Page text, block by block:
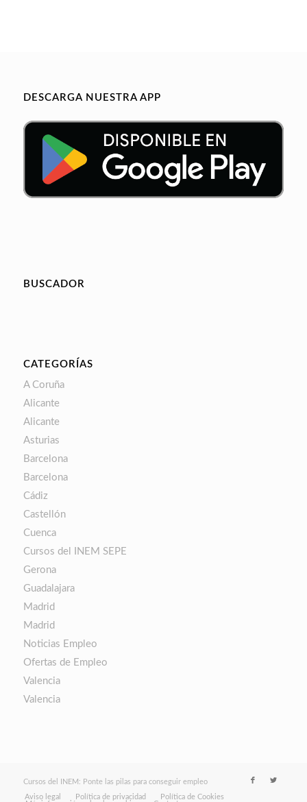
DESCARGA NUESTRA APP
BUSCADOR
CATEGORÍAS
A Coruña
Alicante
Alicante
Asturias
Barcelona
Barcelona
Cádiz
Castellón
Cuenca
Cursos del INEM SEPE
Gerona
Guadalajara
Madrid
Madrid
Noticias Empleo
Ofertas de Empleo
Valencia
Valencia
Cursos del INEM: Ponte las pilas para conseguir empleo
Aviso legal
Política de privacidad
Política de Cookies